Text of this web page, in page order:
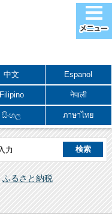
中文 Espanol
Filipino नेपाली
සිංහල ภาษาไทย
ふるさと納税